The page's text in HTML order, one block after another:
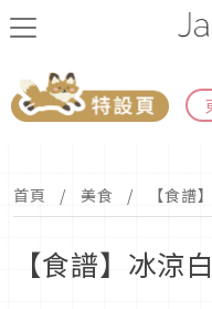
首頁 美食 【食譜
【食譜】冰涼